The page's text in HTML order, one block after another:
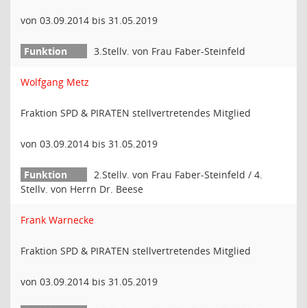
von 03.09.2014 bis 31.05.2019
3.Stellv. von Frau Faber-Steinfeld
Wolfgang Metz
Fraktion SPD & PIRATEN stellvertretendes Mitglied
von 03.09.2014 bis 31.05.2019
2.Stellv. von Frau Faber-Steinfeld / 4.
Stellv. von Herrn Dr. Beese
Frank Warnecke
Fraktion SPD & PIRATEN stellvertretendes Mitglied
von 03.09.2014 bis 31.05.2019